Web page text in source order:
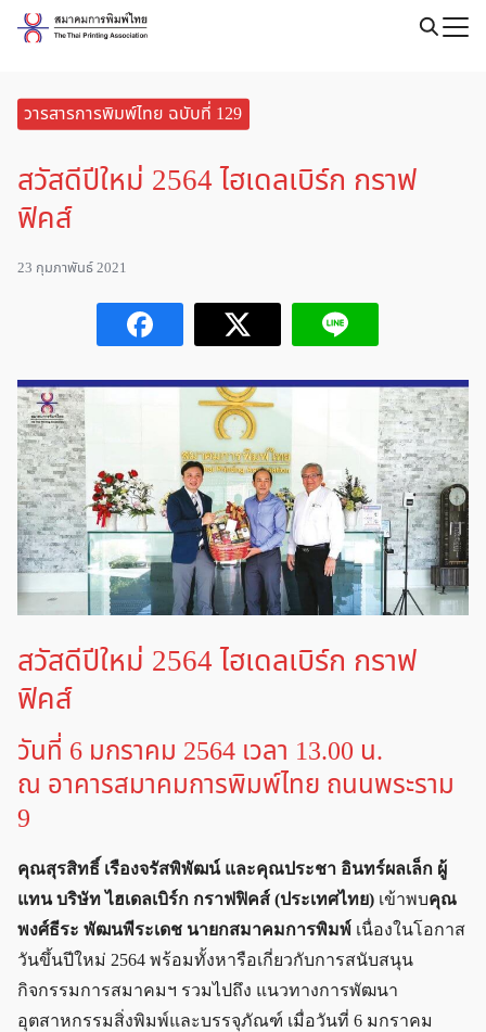
Skip
วารสารการพิมพ์ไทย ฉบับที่ 129
สวัสดีปีใหม่ 2564 ไฮเดลเบิร์ก กราฟ
ฟิคส์
23 กุมภาพันธ์ 2021
สวัสดีปีใหม่ 2564 ไฮเดลเบิร์ก กราฟ
ฟิคส์
วันที่ 6 มกราคม 2564 เวลา 13.00 น.
ณ อาคารสมาคมการพิมพ์ไทย ถนนพระราม
9
คุณสุรสิทธิ์ เรืองจรัสพิพัฒน์ และคุณประชา อินทร์ผลเล็ก ผู้
แทน บริษัท ไฮเดลเบิร์ก กราฟฟิคส์ (ประเทศไทย) เข้าพบคุณ
พงศ์ธีระ พัฒนพีระเดช นายกสมาคมการพิมพ์ เนื่องในโอกาส
วันขึ้นปีใหม่ 2564 พร้อมทั้งหารือเกี่ยวกับการสนับสนุน
กิจกรรมการสมาคมฯ รวมไปถึง แนวทางการพัฒนา
อุตสาหกรรมสิ่งพิมพ์และบรรจุภัณฑ์ เมื่อวันที่ 6 มกราคม